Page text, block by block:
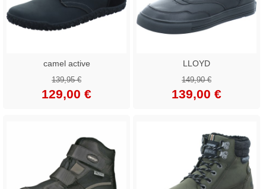
camel active
139,95 €
129,00 €
LLOYD
149,90 €
139,00 €